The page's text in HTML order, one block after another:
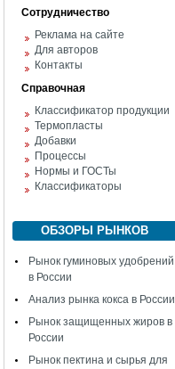
Сотрудничество
Реклама на сайте
Для авторов
Контакты
Справочная
Классификатор продукции
Термопласты
Добавки
Процессы
Нормы и ГОСТы
Классификаторы
ОБЗОРЫ РЫНКОВ
Рынок гуминовых удобрений
в России
Анализ рынка кокса в России
Рынок защищенных жиров в
России
Рынок пектина и сырья для